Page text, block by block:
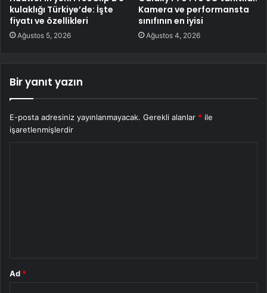
kulaklığı Türkiye’de: İşte
fiyatı ve özellikleri
Ağustos 5, 2026
Kamera ve performansta
sınıfının en iyisi
Ağustos 4, 2026
Bir yanıt yazın
E-posta adresiniz yayınlanmayacak. Gerekli alanlar * ile
işaretlenmişlerdir
Ad *